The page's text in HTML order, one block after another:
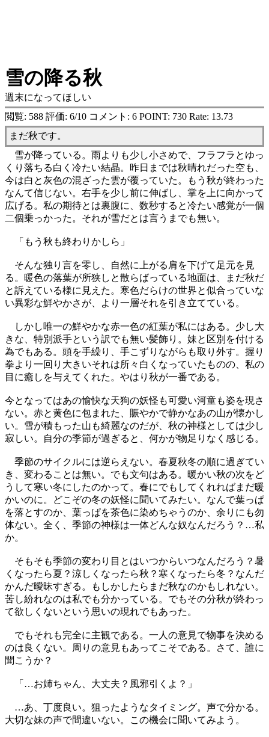
雪の降る秋
週末になってほしい
閲覧: 588 評価: 6/10 コメント: 6 POINT: 730 Rate: 13.73
まだ秋です。
雪が降っている。雨よりも少し小さめで、フラフラとゆっ
くり落ちる白く冷たい結晶。昨日までは秋晴れだった空も、
今は白と灰色の混ざった雲が覆っていた。もう秋が終わった
なんて信じない。右手を少し前に伸ばし、掌を上に向かって
広げる。私の期待とは裏腹に、数秒すると冷たい感覚が一個
二個乗っかった。それが雪だとは言うまでも無い。
「もう秋も終わりかしら」
そんな独り言を零し、自然に上がる肩を下げて足元を見
る。暖色の落葉が所狭しと散らばっている地面は、まだ秋だ
と訴えている様に見えた。寒色だらけの世界と似合っていな
い異彩な鮮やかさが、より一層それを引き立てている。
しかし唯一の鮮やかな赤一色の紅葉が私にはある。少し大
きな、特別派手という訳でも無い髪飾り。妹と区別を付ける
為でもある。頭を手繰り、手こずりながらも取り外す。握り
拳より一回り大きいそれは所々白くなっていたものの、私の
目に癒しを与えてくれた。やはり秋が一番である。
今となってはあの愉快な天狗の妖怪も可愛い河童も姿を現さ
ない。赤と黄色に包まれた、賑やかで静かなあの山が懐かし
い。雪が積もった山も綺麗なのだが、秋の神様としては少し
寂しい。自分の季節が過ぎると、何かが物足りなく感じる。
季節のサイクルには逆らえない。春夏秋冬の順に過ぎてい
き、変わることは無い。でも文句はある。暖かい秋の次をど
うして寒い冬にしたのかって。春にでもしてくれればまだ暖
かいのに。どこぞの冬の妖怪に聞いてみたい。なんで葉っぱ
を落とすのか、葉っぱを茶色に染めちゃうのか、余りにも勿
体ない。全く、季節の神様は一体どんな奴なんだろう？…私
か。
そもそも季節の変わり目とはいつからいつなんだろう？暑
くなったら夏？涼しくなったら秋？寒くなったら冬？なんだ
かんだ曖昧すぎる。もしかしたらまだ秋なのかもしれない。
苦し紛れなのは私でも分かっている。でもその分秋が終わっ
て欲しくないという思いの現れでもあった。
でもそれも完全に主観である。一人の意見で物事を決める
のは良くない。周りの意見もあってこそである。さて、誰に
聞こうか？
「…お姉ちゃん、大丈夫？風邪引くよ？」
…あ、丁度良い。狙ったようなタイミング。声で分かる。
大切な妹の声で間違いない。この機会に聞いてみよう。